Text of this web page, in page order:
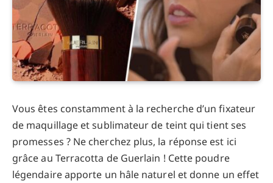
Vous êtes constamment à la recherche d’un fixateur
de maquillage et sublimateur de teint qui tient ses
promesses ? Ne cherchez plus, la réponse est ici
grâce au Terracotta de Guerlain ! Cette poudre
légendaire apporte un hâle naturel et donne un effet